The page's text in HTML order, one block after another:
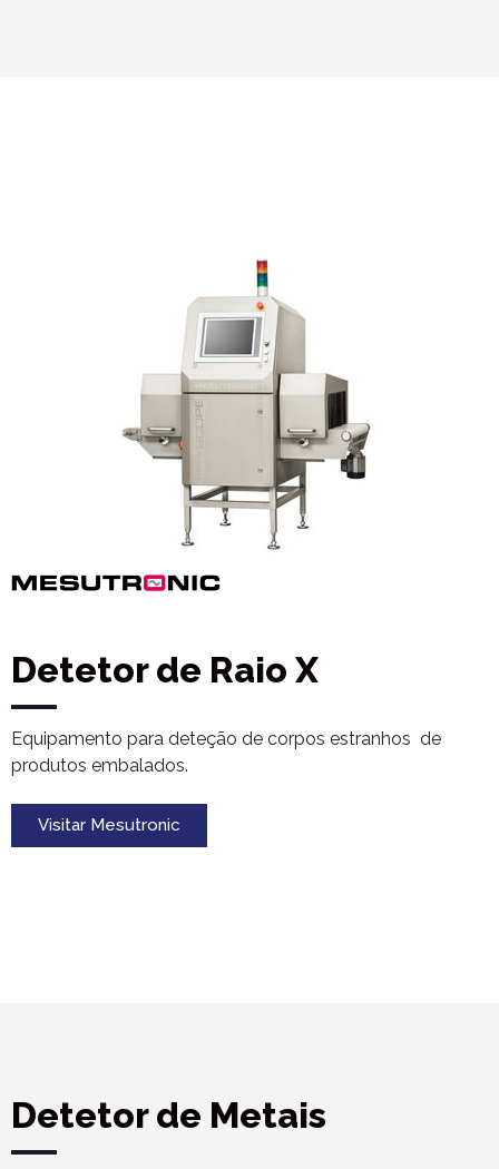
Detetor de Raio X
Equipamento para deteção de corpos estranhos de
produtos embalados.
Visitar Mesutronic
Detetor de Metais